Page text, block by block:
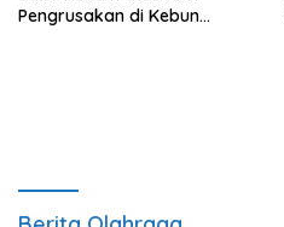
Pengrusakan di Kebun